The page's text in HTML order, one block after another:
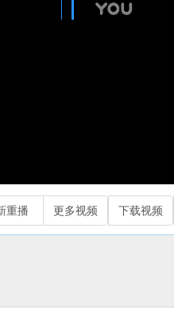
重播 更多视频 下载视频